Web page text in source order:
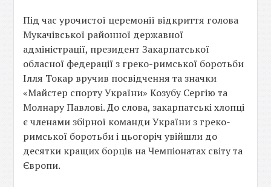
Під час урочистої церемонії відкриття голова
Мукачівської районної державної
адміністрації, президент Закарпатської
обласної федерації з греко-римської боротьби
Ілля Токар вручив посвідчення та значки
«Майстер спорту України» Козубу Сергію та
Молнару Павлові. До слова, закарпатські хлопці
є членами збірної команди України з греко-
римської боротьби і цьогоріч увійшли до
десятки кращих борців на Чемпіонатах світу та
Європи.